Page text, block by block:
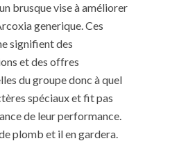
brusque vise à améliorer
generique. Ces
signifient des
et des offres
du groupe donc à quel
spéciaux et fit pas
de leur performance.
plomb et il en gardera.